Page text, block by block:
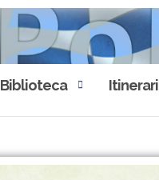
Biblioteca Itinerari